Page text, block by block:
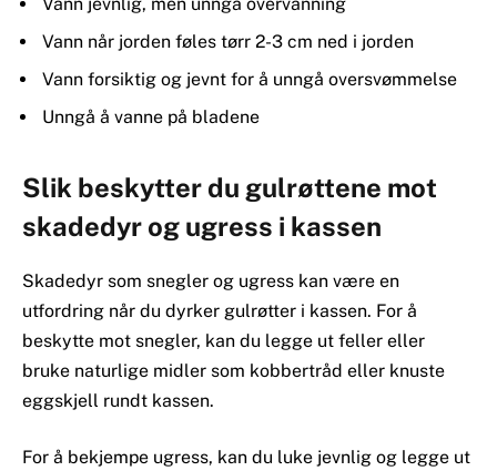
Vann jevnlig, men unngå overvanning
Vann når jorden føles tørr 2-3 cm ned i jorden
Vann forsiktig og jevnt for å unngå oversvømmelse
Unngå å vanne på bladene
Slik beskytter du gulrøttene mot
skadedyr og ugress i kassen
Skadedyr som snegler og ugress kan være en
utfordring når du dyrker gulrøtter i kassen. For å
beskytte mot snegler, kan du legge ut feller eller
bruke naturlige midler som kobbertråd eller knuste
eggskjell rundt kassen.
For å bekjempe ugress, kan du luke jevnlig og legge ut